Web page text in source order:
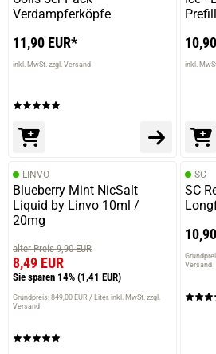
Verdampferköpfe
11,90 EUR*
inkl. MwSt. zzgl. Versand inkl.
LINVO
Blueberry Mint NicSalt
Liquid by Linvo 10ml /
20mg
alter Preis 9,90 EUR
8,49 EUR
Sie sparen 14% (1,41 EUR)
Grundpreis: 849,00 EUR / Liter inkl. MwSt. zzgl.
Versand
SC
SC
Versand